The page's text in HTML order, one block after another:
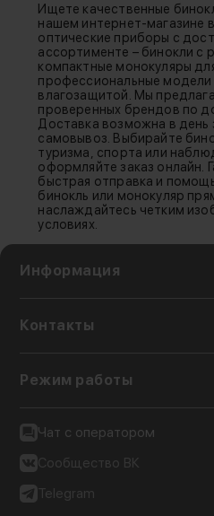
Ищете качественные
нашем интернет-магазине
оптические приборы с
ассортименте – бинокли с
компактные монокуляры
профессиональные
влагозащитой. Мы
проверенных брендов по
Доставка возможна в день
самовывоз. Выбирайте
туризма, спорта или
оформляйте заказ онлайн.
быстрая отправка и
бинокль или монокуляр
наслаждайтесь четким
условиях.
Информация
Контакты
Режим работы
Чат с оператором
Сообщество ВК
Telegram